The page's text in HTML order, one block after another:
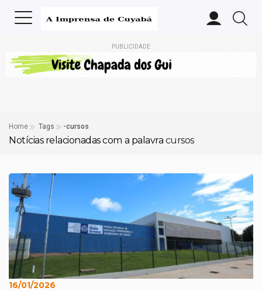
PUBLICIDADE
Home Tags -cursos
Notícias relacionadas com a palavra cursos
16/01/2026